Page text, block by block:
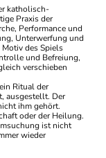
katholisch-
Praxis der
Performance und
Unterwerfung und
des Spiels
und Befreiung,
verschieben
Ritual der
ausgestellt. Der
ihm gehört.
oder der Heilung.
ist nicht
wieder